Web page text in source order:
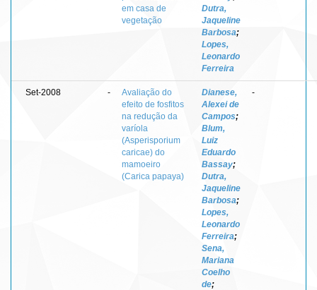
em casa de
vegetação
Dutra,
Jaqueline
Barbosa;
Lopes,
Leonardo
Ferreira
Set-2008 -
Avaliação do
efeito de fosfitos
na redução da
varíola
(Asperisporium
caricae) do
mamoeiro
(Carica papaya)
Dianese,
Alexei de
Campos;
Blum,
Luiz
Eduardo
Bassay;
Dutra,
Jaqueline
Barbosa;
Lopes,
Leonardo
Ferreira;
Sena,
Mariana
Coelho
de;
-